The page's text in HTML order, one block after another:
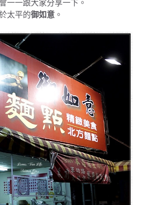
一一跟大家分享一下。
太平的御如意 。